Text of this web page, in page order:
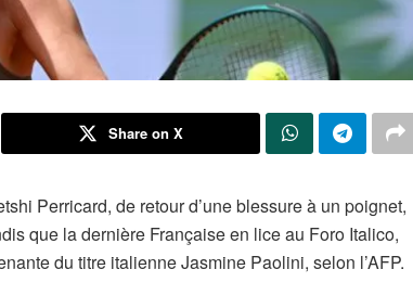
Share on X
Perricard, de retour d’une blessure à un poignet,
que la dernière Française en lice au Foro Italico,
du titre italienne Jasmine Paolini, selon l’AFP.